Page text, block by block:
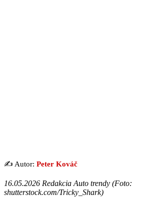
✍️ Autor: Peter Kováč
16.05.2026 Redakcia Auto trendy (Foto:
shutterstock.com/Tricky_Shark)